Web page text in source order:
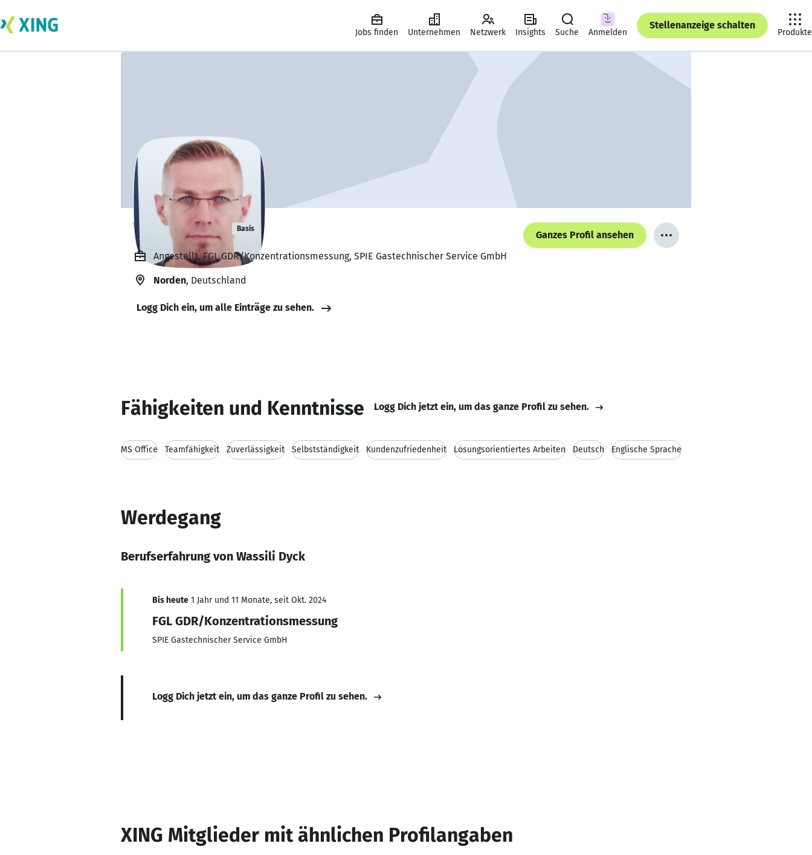
Jobs finden Unternehmen Netzwerk Insights Suche Anmelden
Stellenanzeige schalten
Produkte
Wassili Dyck Basis
Ganzes Profil ansehen
Angestellt, FGL GDR/Konzentrationsmessung, SPIE Gastechnischer Service GmbH
Norden, Deutschland
Logg Dich ein, um alle Einträge zu sehen.
Fähigkeiten und Kenntnisse Logg Dich jetzt ein, um das ganze Profil zu sehen.
MS Office Teamfähigkeit Zuverlässigkeit Selbstständigkeit Kundenzufriedenheit Lösungsorientiertes Arbeiten Deutsch Englische Sprache
Werdegang
Berufserfahrung von Wassili Dyck
Bis heute 1 Jahr und 11 Monate, seit Okt. 2024
FGL GDR/Konzentrationsmessung
SPIE Gastechnischer Service GmbH
Logg Dich jetzt ein, um das ganze Profil zu sehen.
XING Mitglieder mit ähnlichen Profilangaben